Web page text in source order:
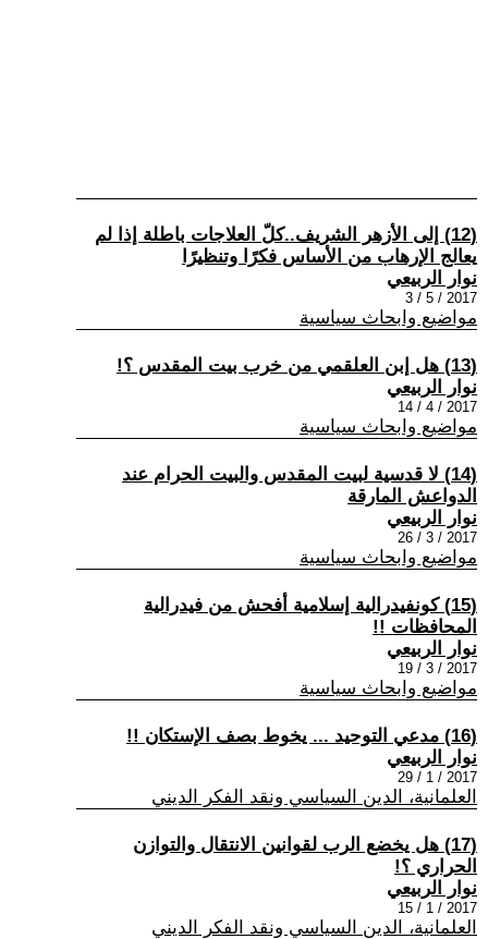
(12) إلى الأزهر الشريف..كلّ العلاجات باطلة إذا لم
يعالج الإرهاب من الأساس فكرًا وتنظيرًا
نوار الربيعي
2017 / 5 / 3
مواضيع وابحاث سياسية
(13) هل إبن العلقمي من خرب بيت المقدس ؟!
نوار الربيعي
2017 / 4 / 14
مواضيع وابحاث سياسية
(14) لا قدسية لبيت المقدس والبيت الحرام عند
الدواعش المارقة
نوار الربيعي
2017 / 3 / 26
مواضيع وابحاث سياسية
(15) كونفيدرالية إسلامية أفحش من فيدرالية
المحافظات !!
نوار الربيعي
2017 / 3 / 19
مواضيع وابحاث سياسية
(16) مدعي التوحيد ... يخوط بصف الإستكان !!
نوار الربيعي
2017 / 1 / 29
العلمانية، الدين السياسي ونقد الفكر الديني
(17) هل يخضع الرب لقوانين الانتقال والتوازن
الحراري ؟!
نوار الربيعي
2017 / 1 / 15
العلمانية، الدين السياسي ونقد الفكر الديني